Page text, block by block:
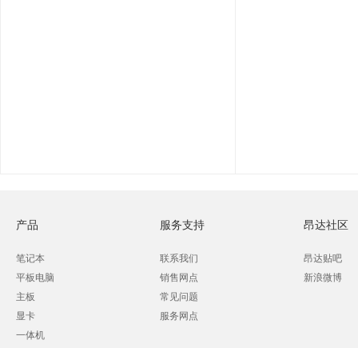
产品
笔记本
平板电脑
主板
显卡
一体机
服务支持
联系我们
销售网点
常见问题
服务网点
昂达社区
昂达贴吧
新浪微博